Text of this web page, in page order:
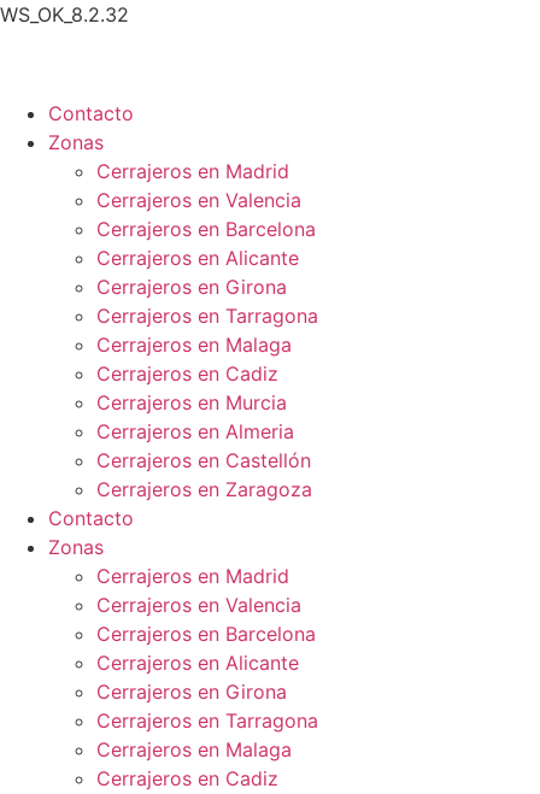
WS_OK_8.2.32
Contacto
Zonas
Cerrajeros en Madrid
Cerrajeros en Valencia
Cerrajeros en Barcelona
Cerrajeros en Alicante
Cerrajeros en Girona
Cerrajeros en Tarragona
Cerrajeros en Malaga
Cerrajeros en Cadiz
Cerrajeros en Murcia
Cerrajeros en Almeria
Cerrajeros en Castellón
Cerrajeros en Zaragoza
Contacto
Zonas
Cerrajeros en Madrid
Cerrajeros en Valencia
Cerrajeros en Barcelona
Cerrajeros en Alicante
Cerrajeros en Girona
Cerrajeros en Tarragona
Cerrajeros en Malaga
Cerrajeros en Cadiz